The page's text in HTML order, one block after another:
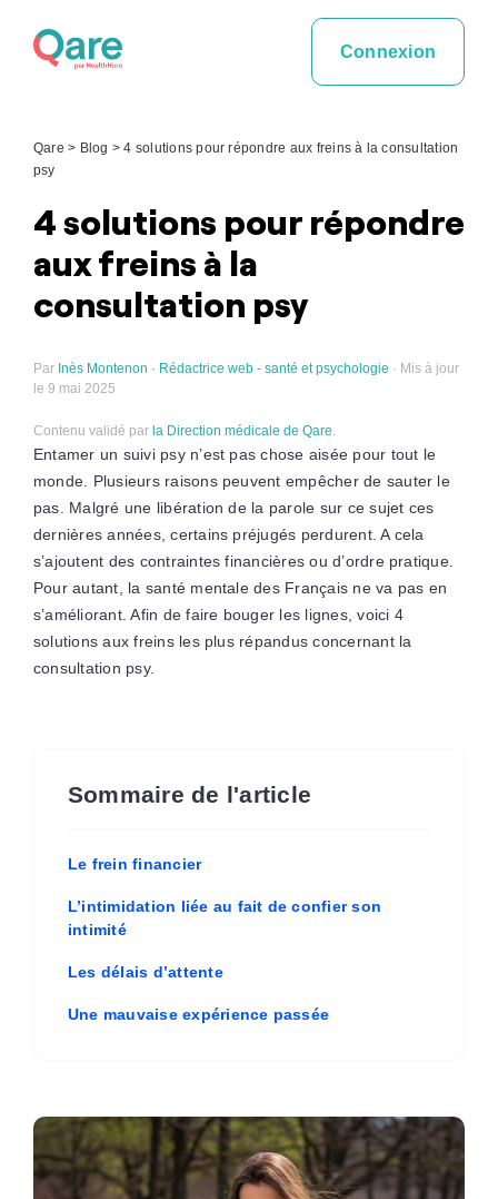
Connexion
Qare > Blog >4 solutions pour répondre aux freins à la consultation
psy
4 solutions pour répondre
aux freins à la
consultation psy
Par Inès Montenon · Rédactrice web - santé et psychologie · Mis à jour
le 9 mai 2025
Contenu validé par la Direction médicale de Qare.
Entamer un suivi psy n’est pas chose aisée pour tout le
monde. Plusieurs raisons peuvent empêcher de sauter le
pas. Malgré une libération de la parole sur ce sujet ces
dernières années, certains préjugés perdurent. A cela
s’ajoutent des contraintes financières ou d’ordre pratique.
Pour autant, la santé mentale des Français ne va pas en
s’améliorant. Afin de faire bouger les lignes, voici 4
solutions aux freins les plus répandus concernant la
consultation psy.
Sommaire de l'article
Le frein financier
L’intimidation liée au fait de confier son
intimité
Les délais d’attente
Une mauvaise expérience passée